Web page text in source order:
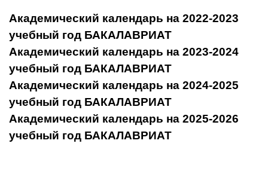
Академический календарь на 2022-2023
учебный год БАКАЛАВРИАТ
Академический календарь на 2023-2024
учебный год БАКАЛАВРИАТ
Академический календарь на 2024-2025
учебный год БАКАЛАВРИАТ
Академический календарь на 2025-2026
учебный год БАКАЛАВРИАТ